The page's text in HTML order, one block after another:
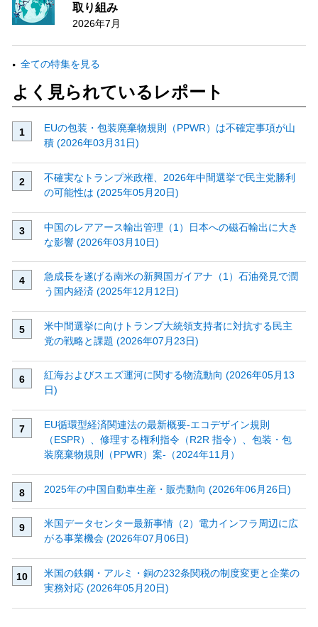
取り組み
2026年7月
全ての特集を見る
よく見られているレポート
EUの包装・包装廃棄物規則（PPWR）は不確定事項が山
積 (2026年03月31日)
不確実なトランプ米政権、2026年中間選挙で民主党勝利
の可能性は (2025年05月20日)
中国のレアアース輸出管理（1）日本への磁石輸出に大き
な影響 (2026年03月10日)
急成長を遂げる南米の新興国ガイアナ（1）石油発見で潤
う国内経済 (2025年12月12日)
米中間選挙に向けトランプ大統領支持者に対抗する民主
党の戦略と課題 (2026年07月23日)
紅海およびスエズ運河に関する物流動向 (2026年05月13
日)
EU循環型経済関連法の最新概要‐エコデザイン規則
（ESPR）、修理する権利指令（R2R 指令）、包装・包
装廃棄物規則（PPWR）案‐（2024年11月）
2025年の中国自動車生産・販売動向 (2026年06月26日)
米国データセンター最新事情（2）電力インフラ周辺に広
がる事業機会 (2026年07月06日)
米国の鉄鋼・アルミ・銅の232条関税の制度変更と企業の
実務対応 (2026年05月20日)